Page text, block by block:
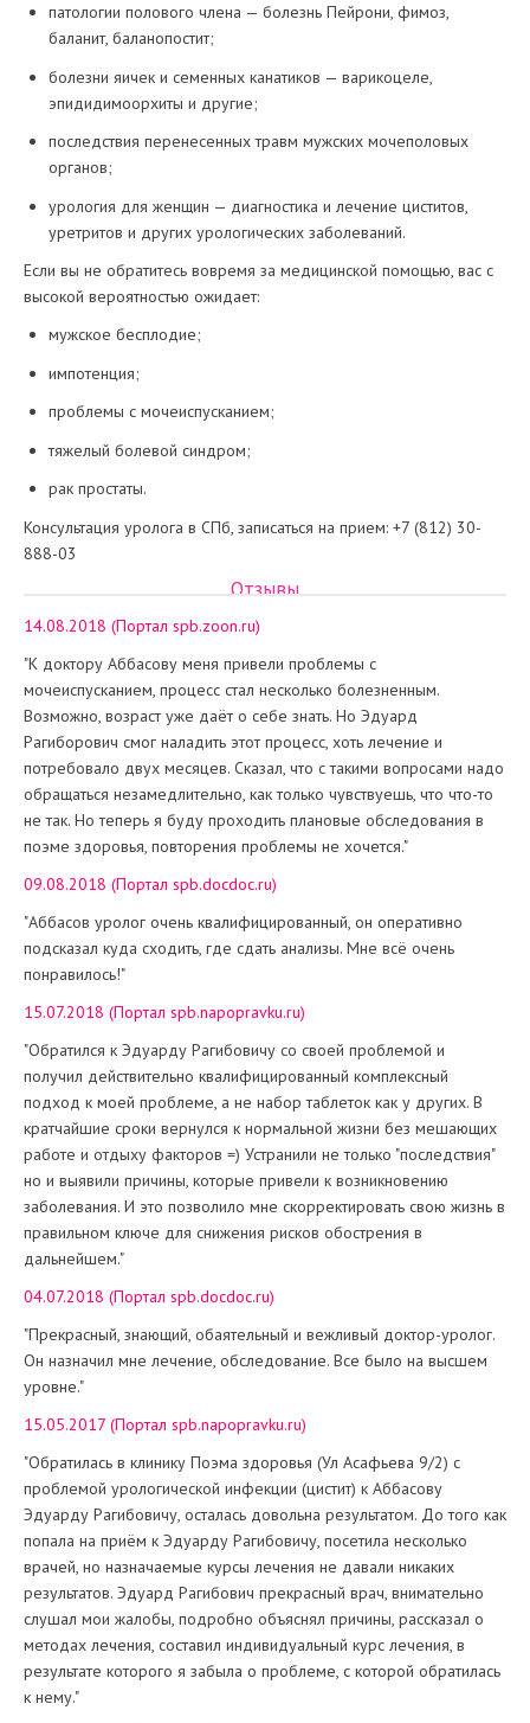
патологии полового члена — болезнь Пейрони, фимоз,
баланит, баланопостит;
болезни яичек и семенных канатиков — варикоцеле,
эпидидимоорхиты и другие;
последствия перенесенных травм мужских мочеполовых
органов;
урология для женщин — диагностика и лечение циститов,
уретритов и других урологических заболеваний.
Если вы не обратитесь вовремя за медицинской помощью, вас с
высокой вероятностью ожидает:
мужское бесплодие;
импотенция;
проблемы с мочеиспусканием;
тяжелый болевой синдром;
рак простаты.
Консультация уролога в СПб, записаться на прием: +7 (812) 30-
888-03
Отзывы
14.08.2018 (Портал spb.zoon.ru)
"К доктору Аббасову меня привели проблемы с
мочеиспусканием, процесс стал несколько болезненным.
Возможно, возраст уже даёт о себе знать. Но Эдуард
Рагиборович смог наладить этот процесс, хоть лечение и
потребовало двух месяцев. Сказал, что с такими вопросами надо
обращаться незамедлительно, как только чувствуешь, что что-то
не так. Но теперь я буду проходить плановые обследования в
поэме здоровья, повторения проблемы не хочется."
09.08.2018 (Портал spb.docdoc.ru)
"Аббасов уролог очень квалифицированный, он оперативно
подсказал куда сходить, где сдать анализы. Мне всё очень
понравилось!"
15.07.2018 (Портал spb.napopravku.ru)
"Обратился к Эдуарду Рагибовичу со своей проблемой и
получил действительно квалифицированный комплексный
подход к моей проблеме, а не набор таблеток как у других. В
кратчайшие сроки вернулся к нормальной жизни без мешающих
работе и отдыху факторов =) Устранили не только "последствия"
но и выявили причины, которые привели к возникновению
заболевания. И это позволило мне скорректировать свою жизнь в
правильном ключе для снижения рисков обострения в
дальнейшем."
04.07.2018 (Портал spb.docdoc.ru)
"Прекрасный, знающий, обаятельный и вежливый доктор-уролог.
Он назначил мне лечение, обследование. Все было на высшем
уровне."
15.05.2017 (Портал spb.napopravku.ru)
"Обратилась в клинику Поэма здоровья (Ул Асафьева 9/2) с
проблемой урологической инфекции (цистит) к Аббасову
Эдуарду Рагибовичу, осталась довольна результатом. До того как
попала на приём к Эдуарду Рагибовичу, посетила несколько
врачей, но назначаемые курсы лечения не давали никаких
результатов. Эдуард Рагибович прекрасный врач, внимательно
слушал мои жалобы, подробно объяснял причины, рассказал о
методах лечения, составил индивидуальный курс лечения, в
результате которого я забыла о проблеме, с которой обратилась
к нему."